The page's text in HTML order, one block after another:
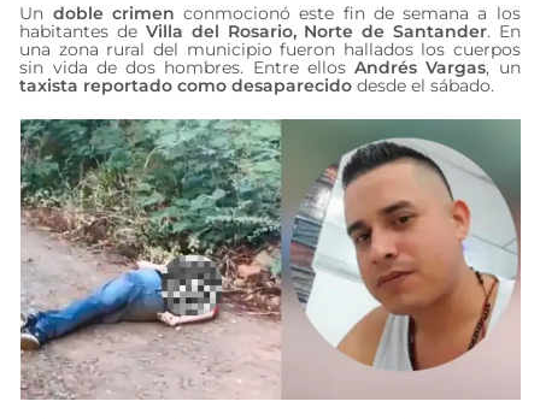
Un doble crimen conmocionó este fin de semana a los
habitantes de Villa del Rosario, Norte de Santander. En
una zona rural del municipio fueron hallados los cuerpos
sin vida de dos hombres. Entre ellosAndrés Vargas, un
taxista reportado como desaparecido desde el sábado.